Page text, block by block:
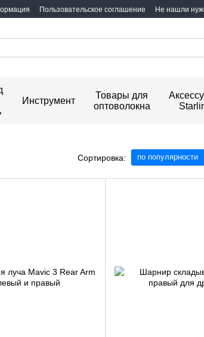
Пользовательское соглашение Не нашли
Инструмент
Товары для
оптоволокна
Сортировка: по популярности